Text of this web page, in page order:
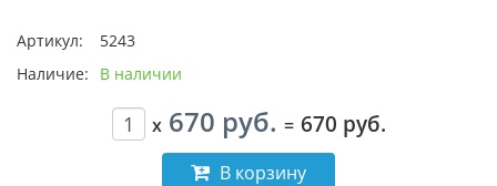
Артикул:
5243
Наличие:
В наличии
x 670 руб. = 670 руб.
В корзину